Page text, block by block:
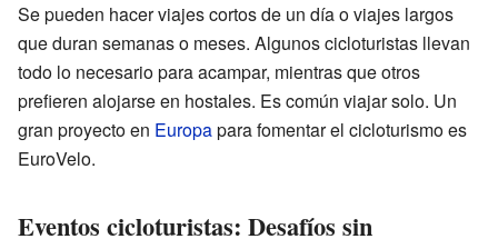
Se pueden hacer viajes cortos de un día o viajes largos
que duran semanas o meses. Algunos cicloturistas llevan
todo lo necesario para acampar, mientras que otros
prefieren alojarse en hostales. Es común viajar solo. Un
gran proyecto en Europapara fomentar el cicloturismo es
EuroVelo.
Eventos cicloturistas: Desafíos sin